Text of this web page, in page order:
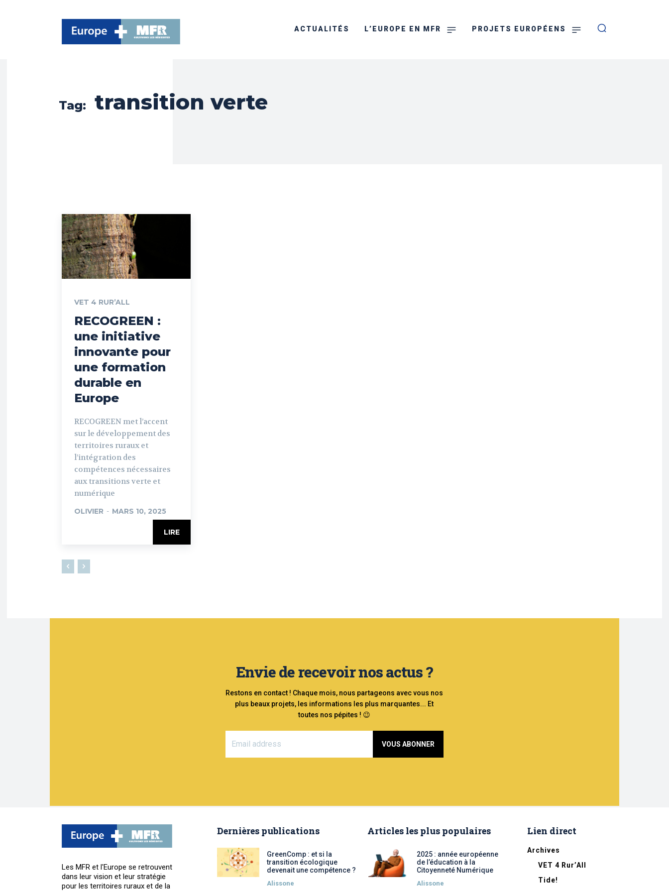
ACTUALITÉS L’EUROPE EN MFR PROJETS EUROPÉENS
Tag: transition verte
VET 4 RUR’ALL
RECOGREEN :
une initiative
innovante pour
une formation
durable en
Europe
RECOGREEN met l’accent
sur le développement des
territoires ruraux et
l’intégration des
compétences nécessaires
aux transitions verte et
numérique
OLIVIER - MARS 10, 2025
LIRE
Envie de recevoir nos actus ?
Restons en contact ! Chaque mois, nous partageons avec vous nos
plus beaux projets, les informations les plus marquantes... Et
toutes nos pépites ! 😉
VOUS ABONNER
Les MFR et l'Europe se retrouvent
dans leur vision et leur stratégie
pour les territoires ruraux et de la
Dernières publications
GreenComp : et si la
transition écologique
devenait une compétence ?
Alissone
Articles les plus populaires
2025 : année européenne
de l’éducation à la
Citoyenneté Numérique
Alissone
Lien direct
Archives
VET 4 Rur’All
Tide!